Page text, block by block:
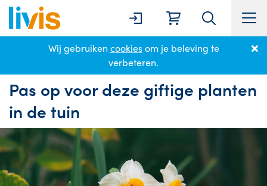
Wij gebruiken cookiesom je beleving te
verbeteren.
Nieuws Pas op voor deze giftige planten in de tuin
Pas op voor deze giftige planten
in de tuin